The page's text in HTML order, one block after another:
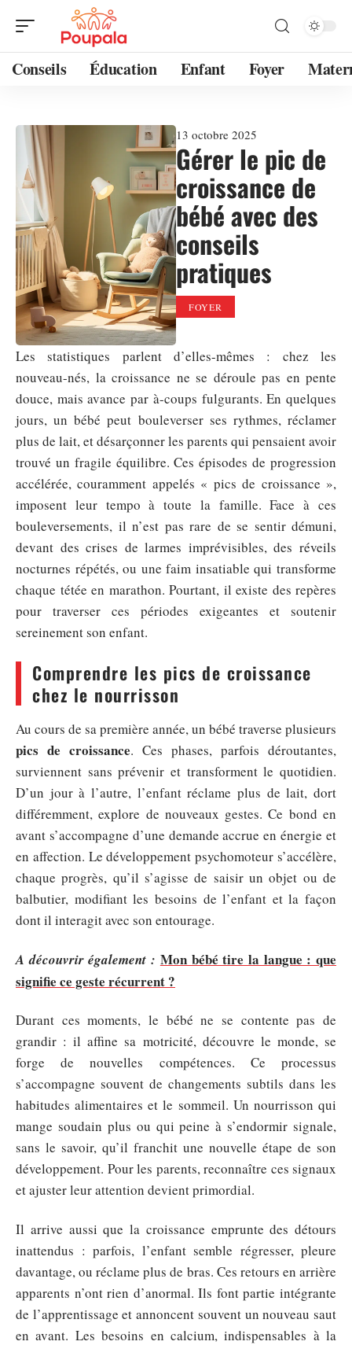
Conseils Éducation Enfant Foyer
13 octobre 2025
Gérer le pic de
croissance de
bébé avec des
conseils
pratiques
FOYER
Les statistiques parlent d’elles-mêmes : chez les
nouveau-nés, la croissance ne se déroule pas en pente
douce, mais avance par à-coups fulgurants. En quelques
jours, un bébé peut bouleverser ses rythmes, réclamer
plus de lait, et désarçonner les parents qui pensaient avoir
trouvé un fragile équilibre. Ces épisodes de progression
accélérée, couramment appelés « pics de croissance »,
imposent leur tempo à toute la famille. Face à ces
bouleversements, il n’est pas rare de se sentir démuni,
devant des crises de larmes imprévisibles, des réveils
nocturnes répétés, ou une faim insatiable qui transforme
chaque tétée en marathon. Pourtant, il existe des repères
pour traverser ces périodes exigeantes et soutenir
sereinement son enfant.
Comprendre les pics de croissance
chez le nourrisson
Au cours de sa première année, un bébé traverse plusieurs
pics de croissance. Ces phases, parfois déroutantes,
surviennent sans prévenir et transforment le quotidien.
D’un jour à l’autre, l’enfant réclame plus de lait, dort
différemment, explore de nouveaux gestes. Ce bond en
avant s’accompagne d’une demande accrue en énergie et
en affection. Le développement psychomoteur s’accélère,
chaque progrès, qu’il s’agisse de saisir un objet ou de
balbutier, modifiant les besoins de l’enfant et la façon
dont il interagit avec son entourage.
A découvrir également : Mon bébé tire la langue : que
signifie ce geste récurrent ?
Durant ces moments, le bébé ne se contente pas de
grandir : il affine sa motricité, découvre le monde, se
forge de nouvelles compétences. Ce processus
s’accompagne souvent de changements subtils dans les
habitudes alimentaires et le sommeil. Un nourrisson qui
mange soudain plus ou qui peine à s’endormir signale,
sans le savoir, qu’il franchit une nouvelle étape de son
développement. Pour les parents, reconnaître ces signaux
et ajuster leur attention devient primordial.
Il arrive aussi que la croissance emprunte des détours
inattendus : parfois, l’enfant semble régresser, pleure
davantage, ou réclame plus de bras. Ces retours en arrière
apparents n’ont rien d’anormal. Ils font partie intégrante
de l’apprentissage et annoncent souvent un nouveau saut
en avant. Les besoins en calcium, indispensables à la